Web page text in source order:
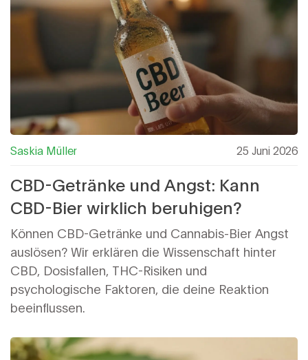
Saskia Müller 25 Juni 2026
CBD-Getränke und Angst: Kann
CBD-Bier wirklich beruhigen?
Können CBD-Getränke und Cannabis-Bier Angst
auslösen? Wir erklären die Wissenschaft hinter
CBD, Dosisfallen, THC-Risiken und
psychologische Faktoren, die deine Reaktion
beeinflussen.